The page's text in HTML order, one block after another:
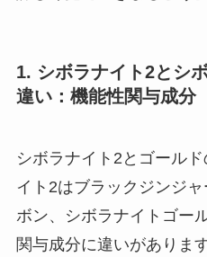
1. シボラナイト2とシ
違い：機能性関与成分
シボラナイト2とゴール
イト2はブラックジンジ
ボン、シボラナイトゴー
関与成分に違いがあります